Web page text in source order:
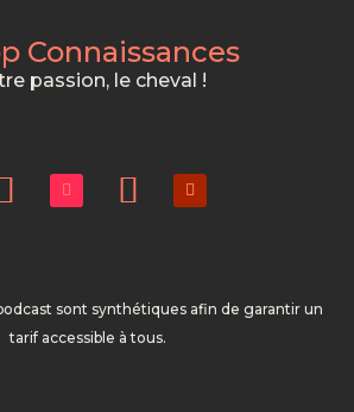
Connaissances
passion, le cheval !
sont synthétiques afin de garantir un
tarif accessible à tous.